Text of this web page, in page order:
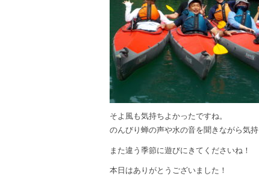
そよ風も気持ちよかったですね。
のんびり蝉の声や水の音を聞きながら気
また違う季節に遊びにきてくださいね！
本日はありがとうございました！